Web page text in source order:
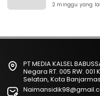
2 minggu yang
PT MEDIA KALSEL
Negara RT. 005 RW.
Selatan, Kota